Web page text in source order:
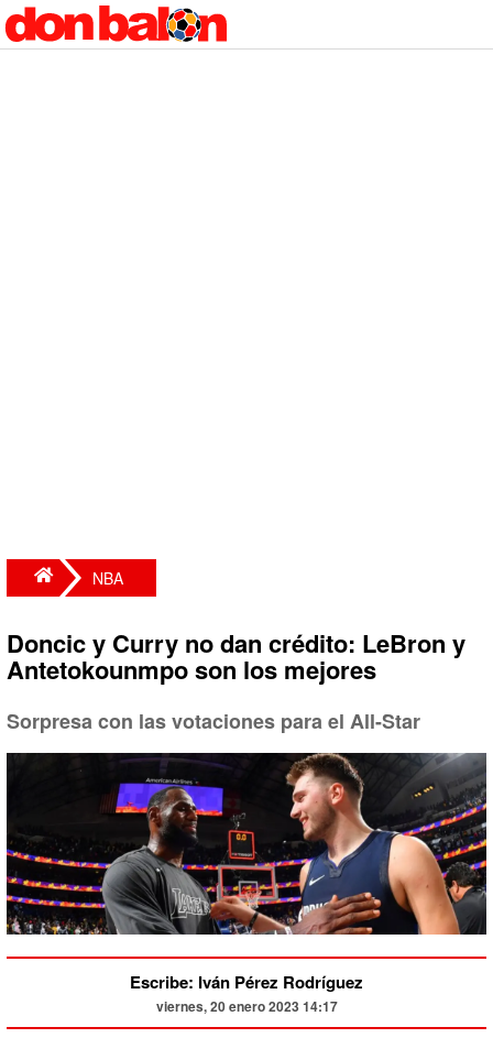
NBA
Doncic y Curry no dan crédito: LeBron y
Antetokounmpo son los mejores
Sorpresa con las votaciones para el All-Star
Escribe: Iván Pérez Rodríguez
viernes, 20 enero 2023 14:17